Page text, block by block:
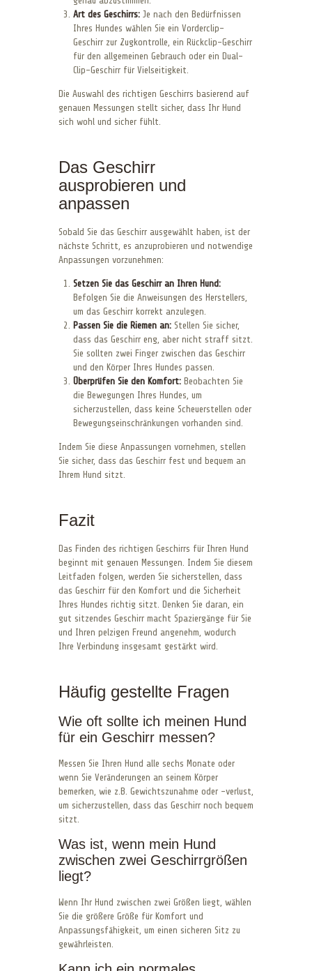
Art des Geschirrs: Je nach den Bedürfnissen
Ihres Hundes wählen Sie ein Vorderclip-
Geschirr zur Zugkontrolle, ein Rückclip-Geschirr
für den allgemeinen Gebrauch oder ein Dual-
Clip-Geschirr für Vielseitigkeit.
Die Auswahl des richtigen Geschirrs basierend auf
genauen Messungen stellt sicher, dass Ihr Hund
sich wohl und sicher fühlt.
Das Geschirr
ausprobieren und
anpassen
Sobald Sie das Geschirr ausgewählt haben, ist der
nächste Schritt, es anzuprobieren und notwendige
Anpassungen vorzunehmen:
Setzen Sie das Geschirr an Ihren Hund:
Befolgen Sie die Anweisungen des Herstellers,
um das Geschirr korrekt anzulegen.
Passen Sie die Riemen an: Stellen Sie sicher,
dass das Geschirr eng, aber nicht straff sitzt.
Sie sollten zwei Finger zwischen das Geschirr
und den Körper Ihres Hundes passen.
Überprüfen Sie den Komfort: Beobachten Sie
die Bewegungen Ihres Hundes, um
sicherzustellen, dass keine Scheuerstellen oder
Bewegungseinschränkungen vorhanden sind.
Indem Sie diese Anpassungen vornehmen, stellen
Sie sicher, dass das Geschirr fest und bequem an
Ihrem Hund sitzt.
Fazit
Das Finden des richtigen Geschirrs für Ihren Hund
beginnt mit genauen Messungen. Indem Sie diesem
Leitfaden folgen, werden Sie sicherstellen, dass
das Geschirr für den Komfort und die Sicherheit
Ihres Hundes richtig sitzt. Denken Sie daran, ein
gut sitzendes Geschirr macht Spaziergänge für Sie
und Ihren pelzigen Freund angenehm, wodurch
Ihre Verbindung insgesamt gestärkt wird.
Häufig gestellte Fragen
Wie oft sollte ich meinen Hund
für ein Geschirr messen?
Messen Sie Ihren Hund alle sechs Monate oder
wenn Sie Veränderungen an seinem Körper
bemerken, wie z.B. Gewichtszunahme oder -verlust,
um sicherzustellen, dass das Geschirr noch bequem
sitzt.
Was ist, wenn mein Hund
zwischen zwei Geschirrgrößen
liegt?
Wenn Ihr Hund zwischen zwei Größen liegt, wählen
Sie die größere Größe für Komfort und
Anpassungsfähigkeit, um einen sicheren Sitz zu
gewährleisten.